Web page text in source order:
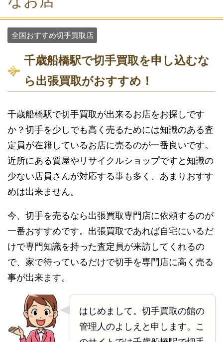
全国おすすめ切手買取店
千歳船橋駅で切手買取を申し込むな
ら出張買取がおすすめ！
千歳船橋駅で切手買取が出来るお店をお探しです
か？切手を少しでも高く売るためには知識のある査
定員が在籍しているお店に売るのが一番良いです。
近所にある質屋やリサイクルショップですと知識の
少ない店員さんが対応する事も多く、あまりおすす
めは出来ません。
今、切手を売るなら出張買取専門店に依頼するのが
一番おすすめです。出張買取であれば自宅にいるだ
けで専門知識を持った査定員が来訪してくれるの
で、家で待っているだけで切手を専門店に高く売る
事が出来ます。
はじめまして。切手買取の館の
管理人のよしえと申します。こ